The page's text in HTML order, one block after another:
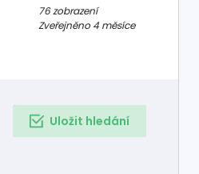
76 zobrazení
Zveřejněno 4 měsíce
Uložit hledání